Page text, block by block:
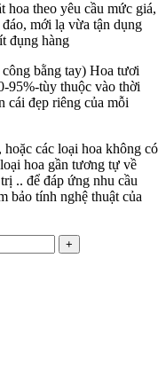
hoa theo yêu cầu mức giá,
mới lạ vừa tận dụng
đụng hàng
bằng tay) Hoa tươi
95%-tùy thuộc vào thời
cái đẹp riêng của mỗi
các loại hoa không có
hoa gần tương tự về
.. để đáp ứng nhu cầu
bảo tính nghệ thuật của